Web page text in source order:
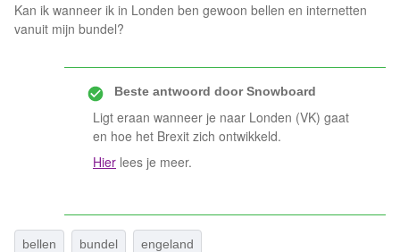
Kan ik wanneer ik in Londen ben gewoon bellen en internetten
vanuit mijn bundel?
Beste antwoord doorSnowboard
Ligt eraan wanneer je naar Londen (VK) gaat
en hoe het Brexit zich ontwikkeld.
Hier lees je meer.
bellen bundel engeland